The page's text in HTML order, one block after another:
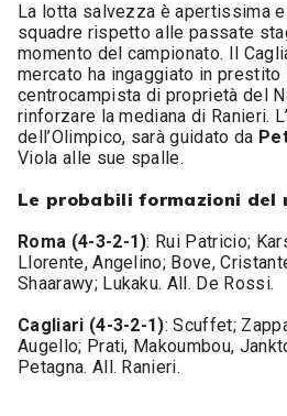
La lotta salvezza è apertissima
squadre rispetto alle passate
momento del campionato. Il
mercato ha ingaggiato in prestito
centrocampista di proprietà del
rinforzare la mediana di Ranieri.
dell’Olimpico, sarà guidato da
Viola alle sue spalle.
Le probabili formazioni del
Roma (4-3-2-1): Rui Patricio;
Llorente, Angelino; Bove,
Shaarawy; Lukaku. All. De Rossi.
Cagliari (4-3-2-1): Scuffet;
Augello; Prati, Makoumbou,
Petagna. All. Ranieri.